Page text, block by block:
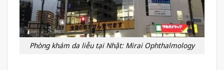
Phòng khám da liễu tại Nhật: Mirai Ophthalmology